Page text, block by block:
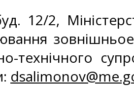
12/2,
технічного